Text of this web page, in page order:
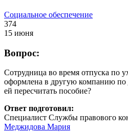
Социальное обеспечение
374
15 июня
Вопрос:
Сотрудница во время отпуска по
оформлена в другую компанию по
ей пересчитать пособие?
Ответ подготовил:
Специалист Службы правового
Меджидова Мария